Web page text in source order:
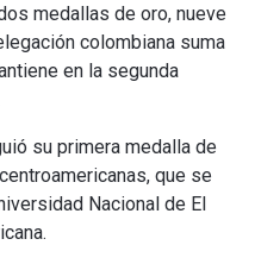
medallas de oro, nueve
colombiana suma
en la segunda
su primera medalla de
que se
Nacional de El